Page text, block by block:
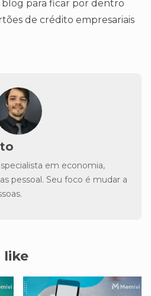
para ficar por dentro
de crédito empresariais
em economia,
pessoal. Seu foco é mudar a
like